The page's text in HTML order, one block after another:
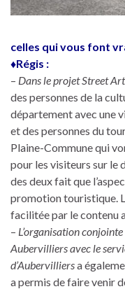
celles qui vous font
♦Régis :
– Dans le projet Street
des personnes de la
département avec une
et des personnes du
Plaine-Commune qui
pour les visiteurs sur le
des deux fait que
promotion touristique.
facilitée par le contenu
– L’organisation
Aubervilliers avec le
d’Aubervilliersa
a permis de faire venir